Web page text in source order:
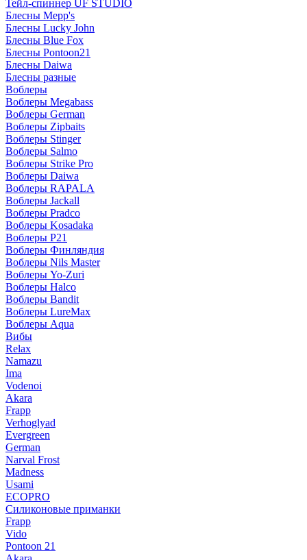
Тейл-спиннер UF STUDIO
Блесны Mepp's
Блесны Lucky John
Блесны Blue Fox
Блесны Pontoon21
Блесны Daiwa
Блесны разные
Воблеры
Воблеры Megabass
Воблеры German
Воблеры Zipbaits
Воблеры Stinger
Воблеры Salmo
Воблеры Strike Pro
Воблеры Daiwa
Воблеры RAPALA
Воблеры Jackall
Воблеры Pradco
Воблеры Kosadaka
Воблеры P21
Воблеры Финляндия
Воблеры Nils Master
Воблеры Yo-Zuri
Воблеры Halco
Воблеры Bandit
Воблеры LureMax
Воблеры Aqua
Вибы
Relax
Namazu
Ima
Vodenoi
Akara
Frapp
Verhoglyad
Evergreen
German
Narval Frost
Madness
Usami
ECOPRO
Силиконовые приманки
Frapp
Vido
Pontoon 21